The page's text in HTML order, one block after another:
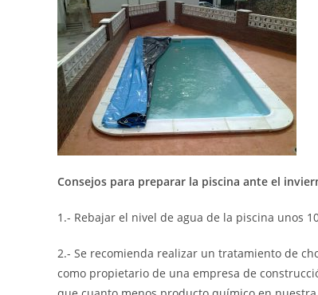
Consejos para preparar la piscina ante el
1.- Rebajar el nivel de agua de la piscina unos
2.- Se recomienda realizar un tratamiento de
como propietario de una empresa de